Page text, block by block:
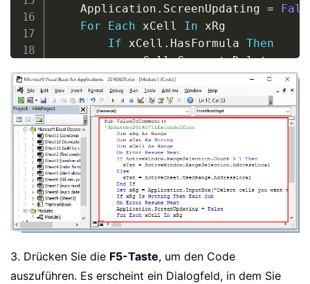
    Application
. ScreenUpdating =
For
Each xCell In xRg
If xCell . HasFormula Then
            xCell
.Comment.Delete
            xCell
.AddComment CStr(
End
If
Next
    Application
.ScreenUpdating
True
End Sub
3. Drücken Sie die F5-Taste, um den Code
auszuführen. Es erscheint ein Dialogfeld, in dem Sie